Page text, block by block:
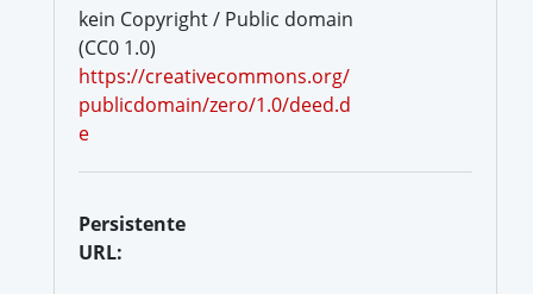
kein Copyright / Public domain
(CC0 1.0)
https://creativecommons.org/
publicdomain/zero/1.0/deed.d
e
Persistente
URL: